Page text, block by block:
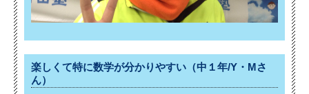
楽しくて特に数学が分かりやすい（中１年/Y・Mさ
ん）